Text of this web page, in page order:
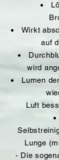
Wirkt
auf
wird
Lumen
Luft
Lunge
- Die